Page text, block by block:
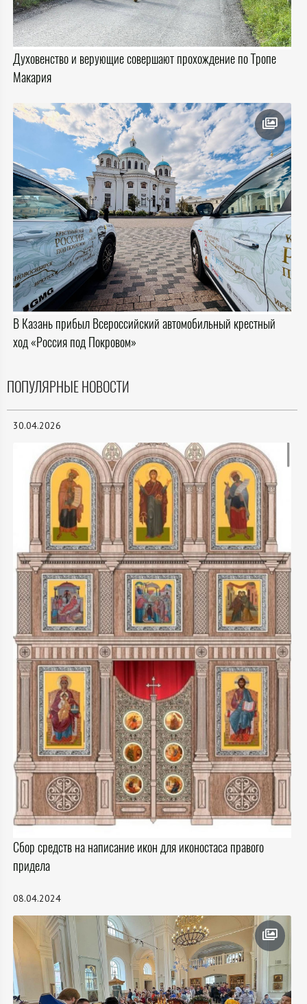
Духовенство и верующие совершают прохождение по Тропе
Макария
В Казань прибыл Всероссийский автомобильный крестный
ход «Россия под Покровом»
ПОПУЛЯРНЫЕ НОВОСТИ
30.04.2026
Сбор средств на написание икон для иконостаса правого
придела
08.04.2024